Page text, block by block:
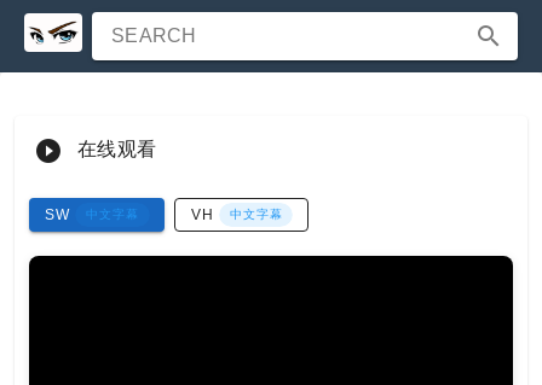
SEARCH
在线观看
SW 中文字幕 VH 中文字幕